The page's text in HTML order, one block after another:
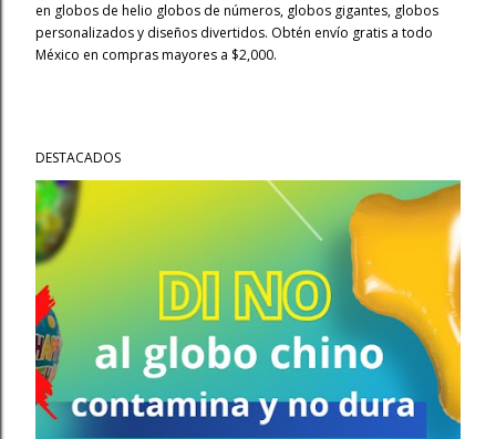
en globos de helio globos de números, globos gigantes, globos
personalizados y diseños divertidos. Obtén envío gratis a todo
México en compras mayores a $2,000.
DESTACADOS